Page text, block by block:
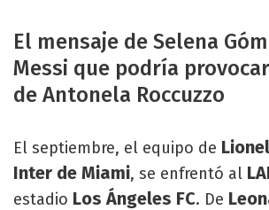
El mensaje de Selena
Messi que podría
de Antonela Roccuzzo
El septiembre, el equipo de
Inter de Miami, se enfrentó al
estadio Los Ángeles FC. De